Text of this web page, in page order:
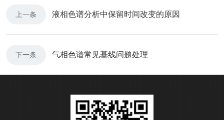
上一条 液相色谱分析中保留时间改变的原因
下一条 气相色谱常见基线问题处理